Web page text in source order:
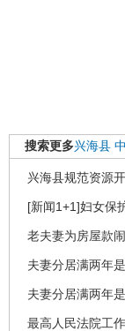
搜索更多兴海县
兴海县规范资源
[新闻1+1]妇女保
老夫妻为房屋款
夫妻分居满两年
夫妻分居满两年
最高人民法院工